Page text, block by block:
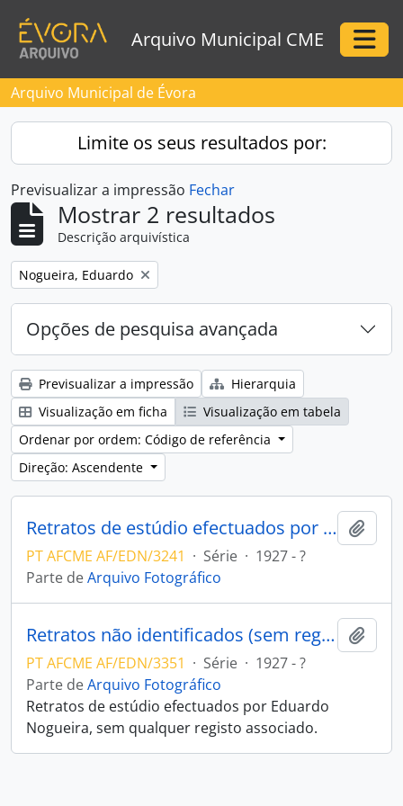
Arquivo Municipal CME
Arquivo Municipal de Évora
Limite os seus resultados por:
Previsualizar a impressão Fechar
Mostrar 2 resultados
Descrição arquivística
Remove filter:
Nogueira, Eduardo
Opções de pesquisa avançada
Previsualizar a impressão
Hierarquia
Visualização em ficha
Visualização em tabela
Ordenar por ordem: Código de referência
Direção: Ascendente
Retratos de estúdio efectuados por Eduardo Nogueira
PT AFCME AF/EDN/3241 · Série · 1927 - ?
Parte deArquivo Fotográfico
Retratos não identificados (sem registo associado)
PT AFCME AF/EDN/3351 · Série · 1927 - ?
Parte deArquivo Fotográfico
Retratos de estúdio efectuados por Eduardo
Nogueira, sem qualquer registo associado.